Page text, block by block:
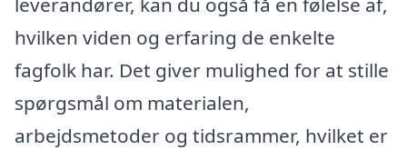
hvilken viden og erfaring de enkelte
fagfolk har. Det giver mulighed for at stille
spørgsmål om materialen,
arbejdsmetoder og tidsrammer, hvilket er